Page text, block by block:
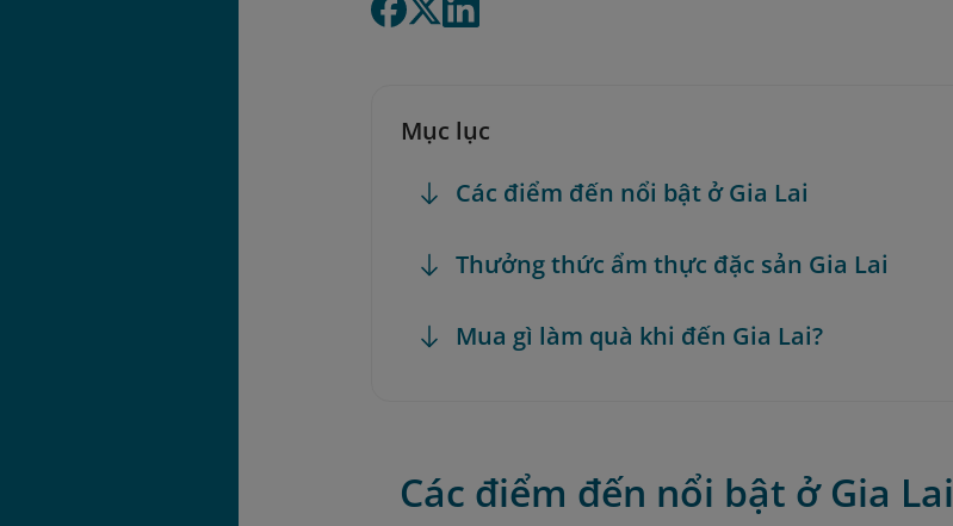
Mục lục
Các điểm đến nổi bật ở Gia Lai
Thưởng thức ẩm thực đặc sản Gia Lai
Mua gì làm quà khi đến Gia Lai?
Các điểm đến nổi bật ở Gia Lai